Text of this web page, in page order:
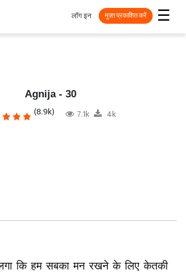
☰
लॉग इन मुक्त प्रकाशित करें
Agnija - 30
(8.9k) 7.1k 4k
कि हम सबका मन रखने के लिए केतकी